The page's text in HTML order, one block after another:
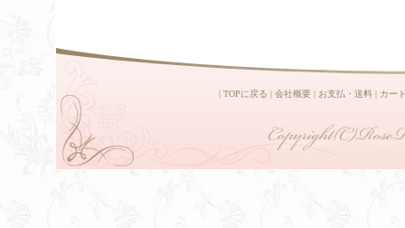
| TOPに戻る | 会社概要| お支払・送料| カー